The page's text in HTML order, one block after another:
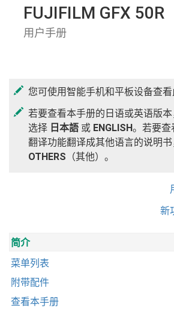
FUJIFILM GFX 50R
用户手册
您可使用智能手机和平板设备查看
若要查看本手册的日语或英语版
选择 日本語 或 ENGLISH。若要查
翻译功能翻译成其他语言的说明
OTHERS （其他）。
新
简介
菜单列表
附带配件
查看本手册